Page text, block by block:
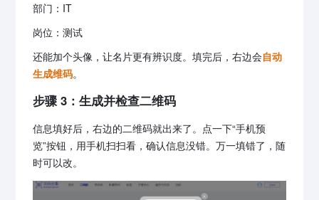
部门：IT
岗位：测试
还能加个头像，让名片更有辨识度。填完后，右边会自动
生成维码。
步骤 3：生成并检查二维码
信息填好后，右边的二维码就出来了。点一下“手机预
览”按钮，用手机扫扫看，确认信息没错。万一填错了，随
时可以改。